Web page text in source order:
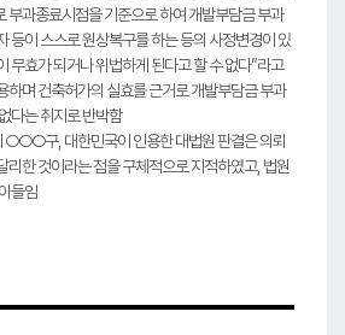
부과종료시점을 기준으로 하여 개발부담금 부과
등이 스스로 원상복구를 하는 등의 사정변경이 있
무효가 되거나 위법하게 된다고 할 수 없다”라고
하며 건축허가의 실효를 근거로 개발부담금 부과
다는 취지로 반박함
○○○구, 대한민국이 인용한 대법원 판결은 의뢰
리한 것이라는 점을 구체적으로 지적하였고, 법원
들임